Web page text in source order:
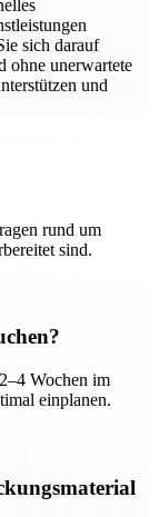
sich darauf
ohne unerwartete
und
rund um
sind.
Wochen im
einplanen.